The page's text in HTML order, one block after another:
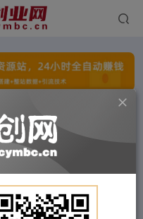
每日收入300+
文字广告火爆招租
文字广告火爆招租
文字广告火爆招租